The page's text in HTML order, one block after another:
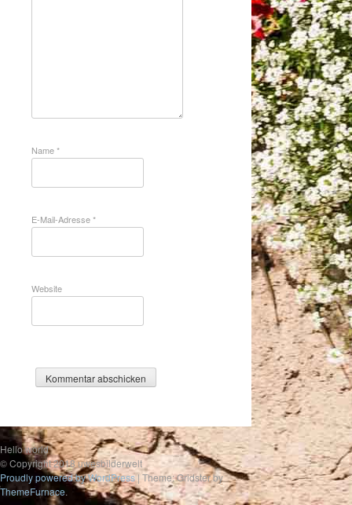
Name*
E-Mail-Adresse*
Website
Hello world
© Copyright 2018 uwesbilderwelt
Proudly powered by WordPress|Theme: Gridster by
ThemeFurnace.